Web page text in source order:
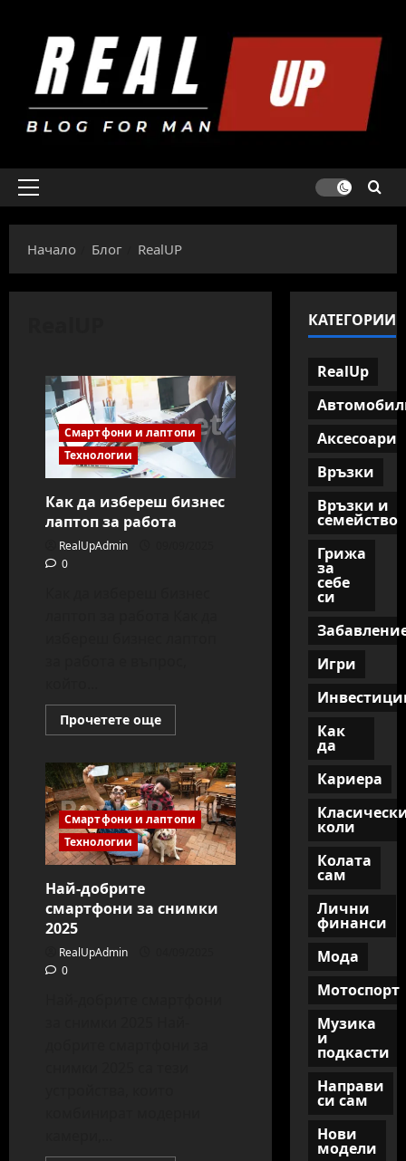
content
Primary
Начало
Блог RealUP
Смартфони и лаптопи
Технологии
Как да избереш бизнес
лаптоп за работа
RealUpAdmin
0
Прочетете ощеRead
more
да
избереш
бизнес
лаптоп
за
работа
Смартфони и лаптопи
Технологии
Най-добрите
смартфони за снимки
2025
RealUpAdmin
0
КАТЕГОРИИ
RealUp
Аксесоари
Връзки
Връзки и
семейство
Грижа
за
себе
си
Игри
Как
да
Кариера
коли
Колата
сам
Лични
финанси
Мода
Мотоспорт
Музика
и
подкасти
Направи
си сам
Нови
модели